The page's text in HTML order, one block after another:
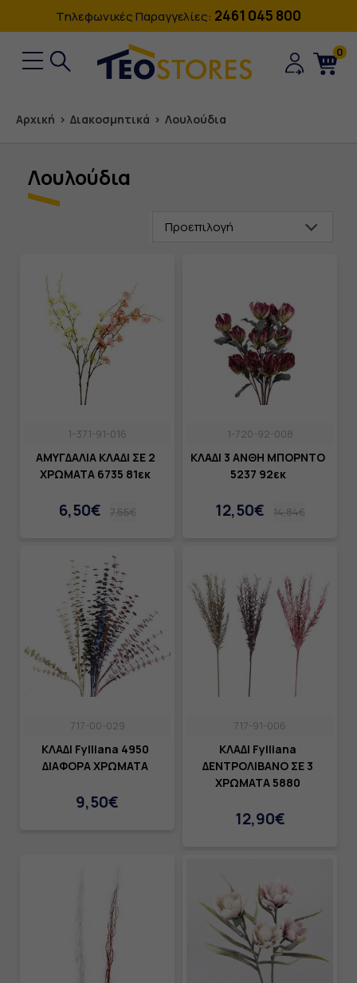
Tηλεφωνικές Παραγγελίες: 2461 045 800
0
Αρχική › Διακοσμητικά › Λουλούδια
Λουλούδια
1-371-91-016
ΑΜΥΓΔΑΛΙΑ ΚΛΑΔΙ ΣΕ 2
ΧΡΩΜΑΤΑ 6735 81εκ
6,50€ 7,55€
1-720-92-008
ΚΛΑΔΙ 3 ΑΝΘΗ ΜΠΟΡΝΤΟ
5237 92εκ
12,50€ 14,84€
717-00-029
ΚΛΑΔΙ Fylliana 4950
ΔΙΑΦΟΡΑ ΧΡΩΜΑΤΑ
9,50€
717-91-006
ΚΛΑΔΙ Fylliana
ΔΕΝΤΡΟΛΙΒΑΝΟ ΣΕ 3
ΧΡΩΜΑΤΑ 5880
12,90€